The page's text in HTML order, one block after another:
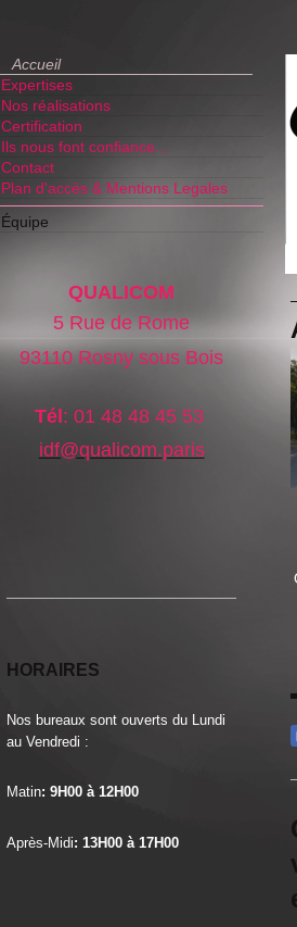
Accueil
Expertises
Nos réalisations
Certification
Ils nous font confiance...
Contact
Plan d'accès & Mentions Legales
Équipe
QUALICOM
5 Rue de Rome
93110 Rosny sous Bois
Tél : 01 48 48 45 53
idf@qualicom.paris
HORAIRES
Nos bureaux sont ouverts du Lundi
au Vendredi :
Matin: 9H00 à 12H00
Après-Midi: 13H00 à 17H00